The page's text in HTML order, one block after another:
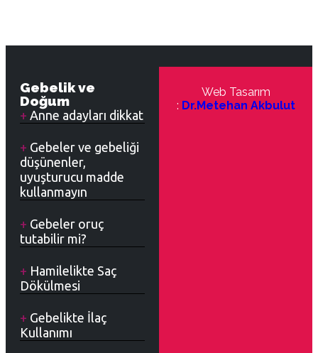
Gebelik ve
Doğum
Anne adayları dikkat
Gebeler ve gebeliği
düşünenler,
uyuşturucu madde
kullanmayın
Gebeler oruç
tutabilir mi?
Hamilelikte Saç
Dökülmesi
Gebelikte İlaç
Kullanımı
Web Tasarım
: Dr.Metehan Akbulut